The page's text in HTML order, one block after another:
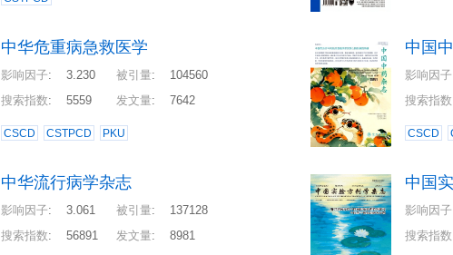
中华危重病急救医学
影响因子: 3.230 被引量:
104560
搜索指数: 5559 发文量: 7642
CSCD CSTPCD PKU
中国
影响因子
搜索指数
CSCD
中华流行病学杂志
影响因子: 3.061 被引量:
137128
搜索指数: 56891 发文量: 8981
中国
影响因子
搜索指数